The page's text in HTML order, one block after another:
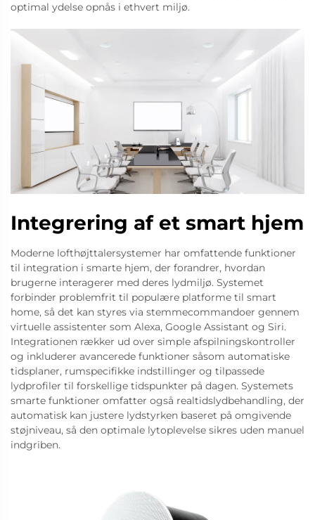
optimal ydelse opnås i ethvert miljø.
Integrering af et smart hjem
Moderne lofthøjttalersystemer har omfattende funktioner
til integration i smarte hjem, der forandrer, hvordan
brugerne interagerer med deres lydmiljø. Systemet
forbinder problemfrit til populære platforme til smart
home, så det kan styres via stemmecommandoer gennem
virtuelle assistenter som Alexa, Google Assistant og Siri.
Integrationen rækker ud over simple afspilningskontroller
og inkluderer avancerede funktioner såsom automatiske
tidsplaner, rumspecifikke indstillinger og tilpassede
lydprofiler til forskellige tidspunkter på dagen. Systemets
smarte funktioner omfatter også realtidslydbehandling, der
automatisk kan justere lydstyrken baseret på omgivende
støjniveau, så den optimale lytoplevelse sikres uden manuel
indgriben.